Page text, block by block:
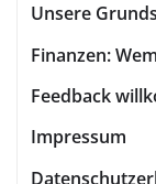
Unsere
Finanzen:
Feedback
Impressum